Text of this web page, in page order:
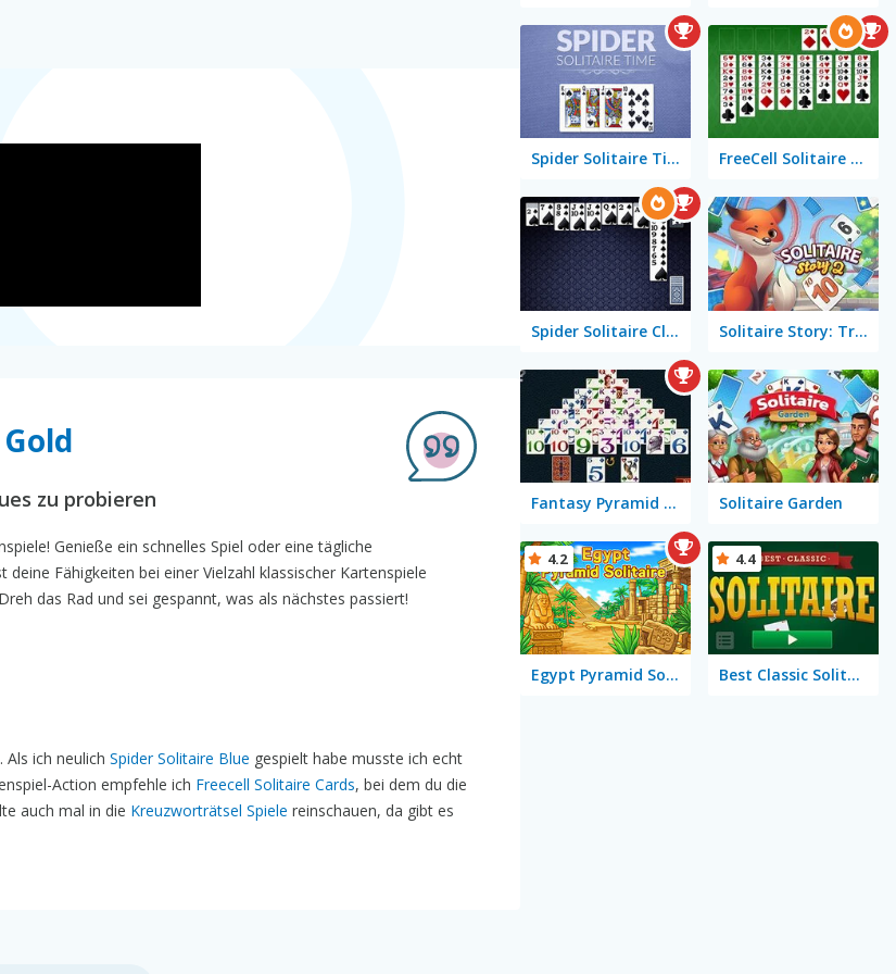
zu probieren
Genieße ein schnelles Spiel oder eine tägliche
Fähigkeiten bei einer Vielzahl klassischer Kartenspiele
das Rad und sei gespannt, was als nächstes passiert!
ich neulich Spider Solitaire Blue gespielt habe musste ich echt
Action empfehle ich Freecell Solitaire Cards, bei dem du die
auch mal in die Kreuzworträtsel Spiele reinschauen, da gibt es
Spider Solitaire Time FreeCell Solitaire Classic
Spider Solitaire Classic Solitaire Story: TriPeaks 2
Fantasy Pyramid Solitaire Solitaire Garden
Egypt Pyramid Solitaire
4.2
Best Classic Solitaire
4.4